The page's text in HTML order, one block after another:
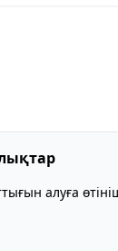
алуға